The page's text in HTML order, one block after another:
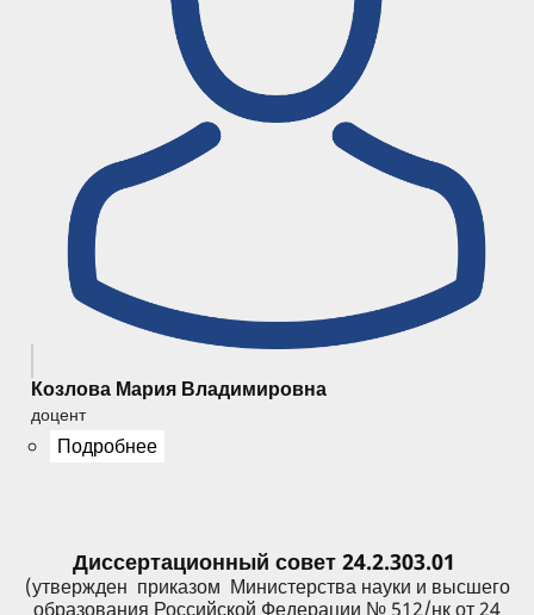
Козлова Мария Владимировна
доцент
Подробнее
Диссертационный совет 24.2.303.01
(утвержден приказом Министерства науки и высшего
образования Российской Федерации № 512/нк от 24